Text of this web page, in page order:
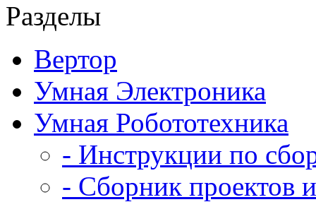
Разделы
Вертор
Умная Электроника
Умная Робототехника
- Инструкции по
- Сборник проектов